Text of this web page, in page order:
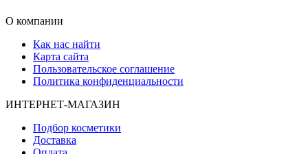
О компании
Как нас найти
Карта сайта
Пользовательское соглашение
Политика конфиденциальности
ИНТЕРНЕТ-МАГАЗИН
Подбор косметики
Доставка